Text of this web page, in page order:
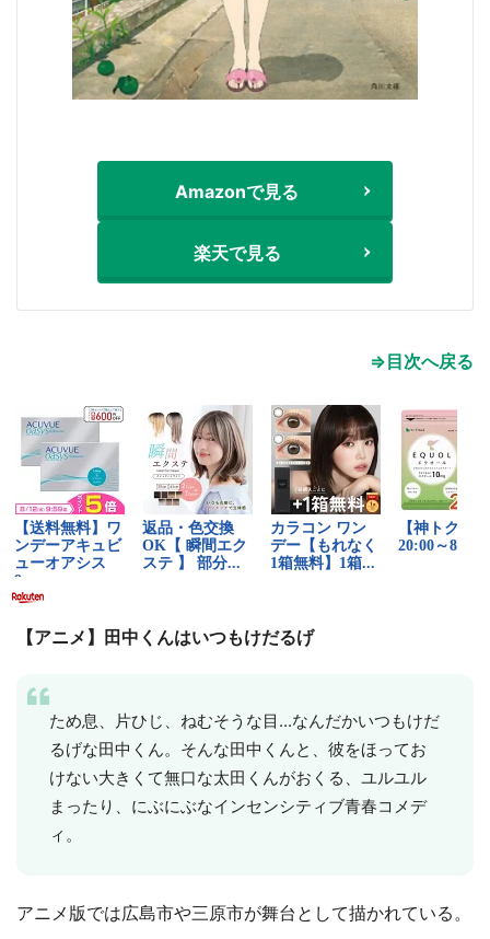
Amazonで見る
楽天で見る
⇒目次へ戻る
【アニメ】田中くんはいつもけだるげ
ため息、片ひじ、ねむそうな目...なんだかいつもけだ
るげな田中くん。そんな田中くんと、彼をほってお
けない大きくて無口な太田くんがおくる、ユルユル
まったり、にぶにぶなインセンシティブ青春コメデ
ィ。
アニメ版では広島市や三原市が舞台として描かれている。